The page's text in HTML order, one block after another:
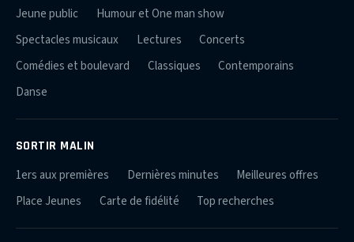
Jeune public
Humour et One man show
Spectacles musicaux
Lectures
Concerts
Comédies et boulevard
Classiques
Contemporains
Danse
SORTIR MALIN
1ers aux premières Dernières minutes
Meilleures offres
Place Jeunes
Carte de fidélité Top recherches